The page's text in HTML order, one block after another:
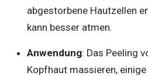
abgestorbene Hautzellen
kann besser atmen.
Anwendung: Das Peeling
Kopfhaut massieren,